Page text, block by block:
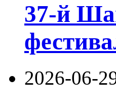
37-й
2026-06-